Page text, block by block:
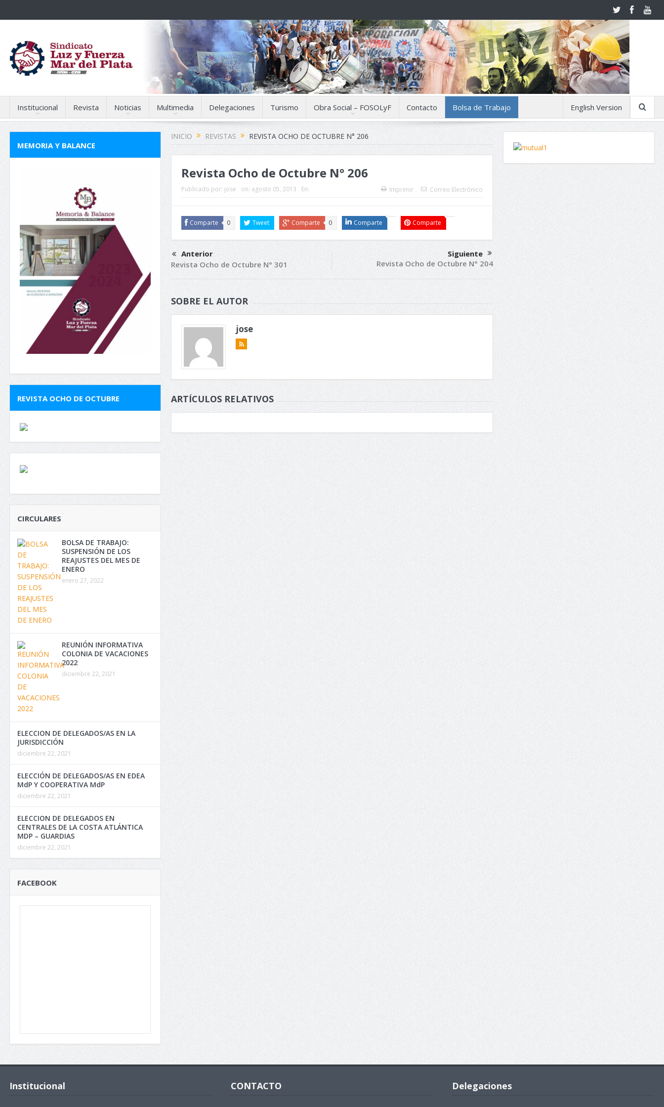
Institucional Revista Noticias Multimedia Delegaciones Turismo Obra Social – FOSOLyF Contacto Bolsa de Trabajo English Version
INICIO REVISTAS REVISTA OCHO DE OCTUBRE N° 206
Revista Ocho de Octubre N° 206
Publicado por: jose on: agosto 05, 2013 En: Imprimir Correo Electrónico
Comparte 0 Tweet Comparte 0 Comparte Comparte
Anterior
Revista Ocho de Octubre N° 301
Siguiente
Revista Ocho de Octubre N° 204
SOBRE EL AUTOR
jose
ARTÍCULOS RELATIVOS
MEMORIA Y BALANCE
REVISTA OCHO DE OCTUBRE
CIRCULARES
BOLSA DE TRABAJO:
SUSPENSIÓN DE LOS
REAJUSTES DEL MES DE
ENERO
enero 27, 2022
REUNIÓN INFORMATIVA
COLONIA DE VACACIONES
2022
diciembre 22, 2021
ELECCION DE DELEGADOS/AS EN LA
JURISDICCIÓN
diciembre 22, 2021
ELECCIÓN DE DELEGADOS/AS EN EDEA
MdP Y COOPERATIVA MdP
diciembre 22, 2021
ELECCION DE DELEGADOS EN
CENTRALES DE LA COSTA ATLÁNTICA
MDP – GUARDIAS
diciembre 22, 2021
FACEBOOK
Institucional CONTACTO Delegaciones